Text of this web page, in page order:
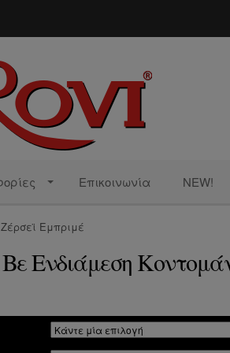
Επικοινωνία NEW!
Εμπριμέ
Ενδιάμεση